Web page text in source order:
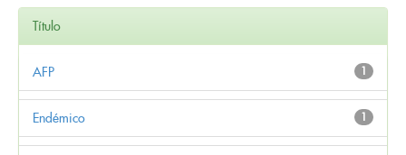
Título
1
AFP
1
Endémico